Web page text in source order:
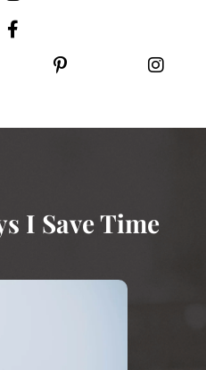
I Save Time